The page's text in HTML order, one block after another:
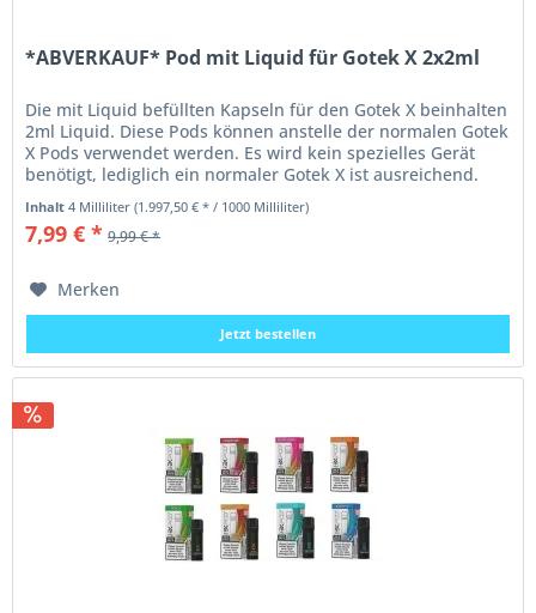
*ABVERKAUF* Pod mit Liquid für Gotek X 2x2ml
Die mit Liquid befüllten Kapseln für den Gotek X beinhalten
2ml Liquid. Diese Pods können anstelle der normalen Gotek
X Pods verwendet werden. Es wird kein spezielles Gerät
benötigt, lediglich ein normaler Gotek X ist ausreichend.
Inhalt4 Milliliter(1.997,50 € * / 1000 Milliliter)
7,99 € * 9,99 € *
Merken
Jetzt bestellen